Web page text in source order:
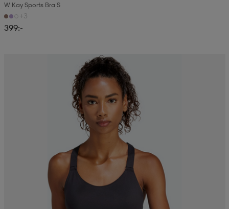
W Kay Sports Bra S
+3
399:-